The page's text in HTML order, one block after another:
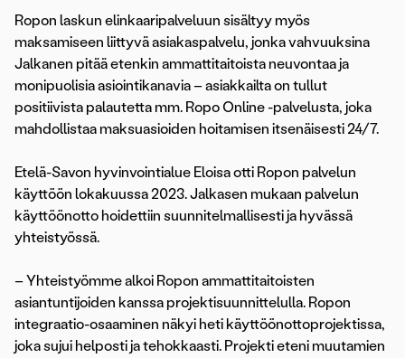
Ropon laskun elinkaaripalveluun sisältyy myös
maksamiseen liittyvä asiakaspalvelu, jonka vahvuuksina
Jalkanen pitää etenkin ammattitaitoista neuvontaa ja
monipuolisia asiointikanavia – asiakkailta on tullut
positiivista palautetta mm. Ropo Online -palvelusta, joka
mahdollistaa maksuasioiden hoitamisen itsenäisesti 24/7.
Etelä-Savon hyvinvointialue Eloisa otti Ropon palvelun
käyttöön lokakuussa 2023. Jalkasen mukaan palvelun
käyttöönotto hoidettiin suunnitelmallisesti ja hyvässä
yhteistyössä.
– Yhteistyömme alkoi Ropon ammattitaitoisten
asiantuntijoiden kanssa projektisuunnittelulla. Ropon
integraatio-osaaminen näkyi heti käyttöönottoprojektissa,
joka sujui helposti ja tehokkaasti. Projekti eteni muutamien